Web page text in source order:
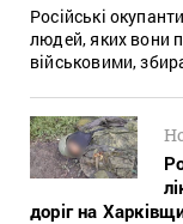
Російські
людей, яких вони
військовими,
доріг на